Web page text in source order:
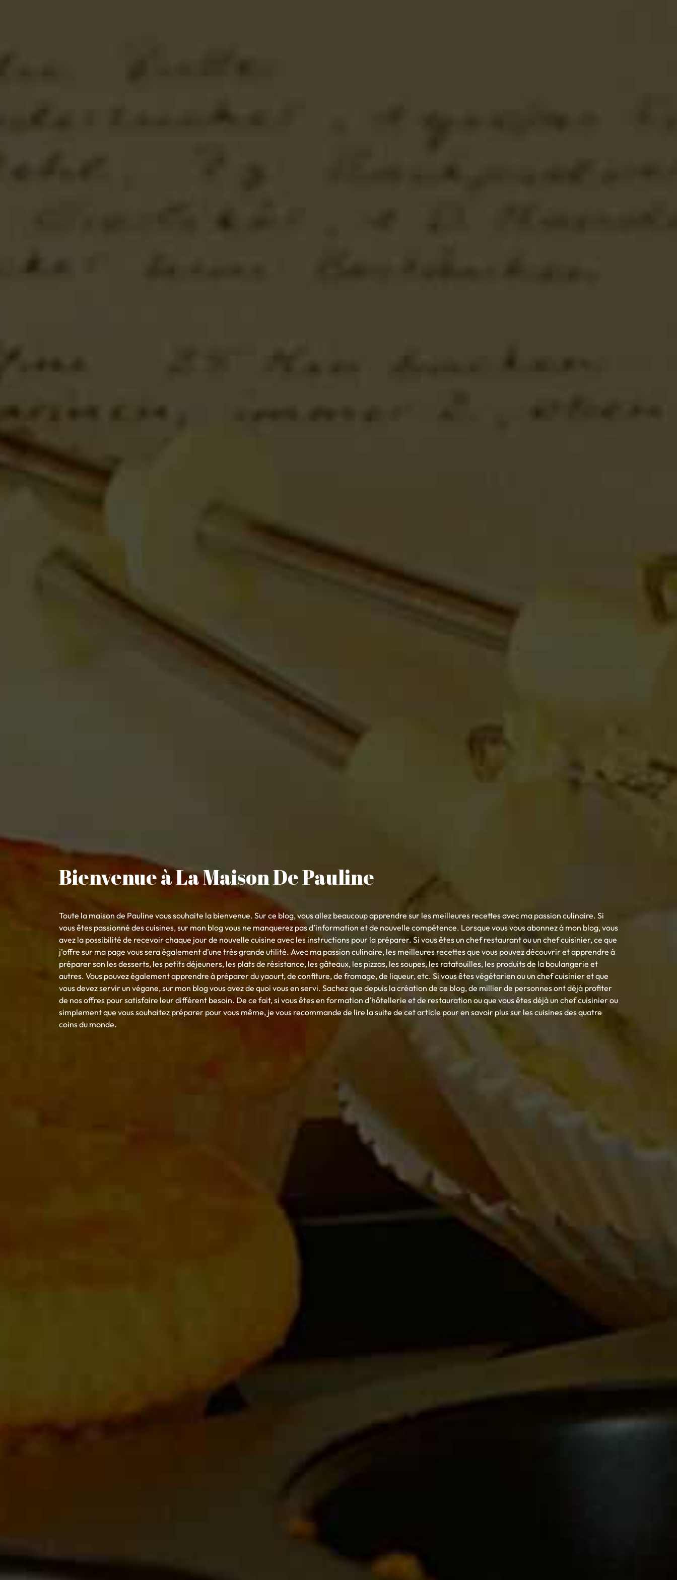
Bienvenue à La Maison De Pauline
Toute la maison de Pauline vous souhaite la bienvenue. Sur ce blog, vous allez beaucoup apprendre sur les meilleures recettes avec ma passion culinaire. Si
vous êtes passionné des cuisines, sur mon blog vous ne manquerez pas d’information et de nouvelle compétence. Lorsque vous vous abonnez à mon blog, vous
avez la possibilité de recevoir chaque jour de nouvelle cuisine avec les instructions pour la préparer. Si vous êtes un chef restaurant ou un chef cuisinier, ce que
j’offre sur ma page vous sera également d’une très grande utilité. Avec ma passion culinaire, les meilleures recettes que vous pouvez découvrir et apprendre à
préparer son les desserts, les petits déjeuners, les plats de résistance, les gâteaux, les pizzas, les soupes, les ratatouilles, les produits de la boulangerie et
autres. Vous pouvez également apprendre à préparer du yaourt, de confiture, de fromage, de liqueur, etc. Si vous êtes végétarien ou un chef cuisinier et que
vous devez servir un végane, sur mon blog vous avez de quoi vous en servi. Sachez que depuis la création de ce blog, de millier de personnes ont déjà profiter
de nos offres pour satisfaire leur différent besoin. De ce fait, si vous êtes en formation d’hôtellerie et de restauration ou que vous êtes déjà un chef cuisinier ou
simplement que vous souhaitez préparer pour vous même, je vous recommande de lire la suite de cet article pour en savoir plus sur les cuisines des quatre
coins du monde.